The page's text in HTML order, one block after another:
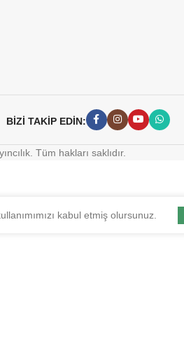
BİZİ TAKİP EDİN:
Tüm hakları saklıdır.
kabul etmiş olursunuz.